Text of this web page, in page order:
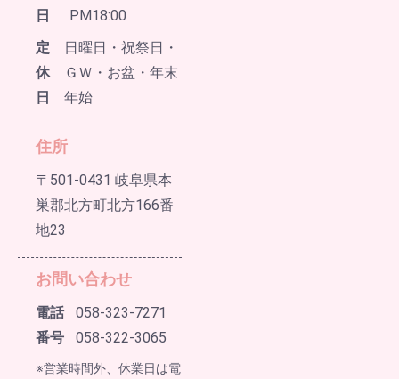
日
PM18:00
定
休
日
日曜日・祝祭日・
ＧＷ・お盆・年末
年始
住所
〒501-0431 岐阜県本
巣郡北方町北方166番
地23
お問い合わせ
電話
番号
058-323-7271
058-322-3065
※営業時間外、休業日は電